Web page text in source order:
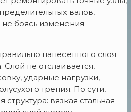
валов,
не боясь изменения
нанесенного слоя
не отслаивается,
ударные нагрузки,
трения. По сути,
структура: вязкая стальная